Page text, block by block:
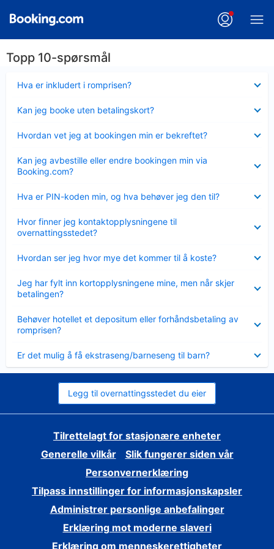
Topp 10-spørsmål
Hva er inkludert i romprisen?
mindre
Kan jeg booke uten betalingskort?
mindre
Hvordan vet jeg at bookingen min er bekreftet?
mindre
Kan jeg avbestille eller endre bookingen min via
Booking.com?
mindre
Hva er PIN-koden min, og hva behøver jeg den til?
mindre
Hvor finner jeg kontaktopplysningene til
overnattingsstedet?
mindre
Hvordan ser jeg hvor mye det kommer til å koste?
mindre
Jeg har fylt inn kortopplysningene mine, men når skjer
betalingen?
mindre
Behøver hotellet et depositum eller forhåndsbetaling av
romprisen?
mindre
Er det mulig å få ekstraseng/barneseng til barn?
mindre
Legg til overnattingsstedet du eier
Tilrettelagt for stasjonære enheter
Generelle vilkår
Slik fungerer siden vår
Personvernerklæring
Tilpass innstillinger for informasjonskapsler
Administrer personlige anbefalinger
Erklæring mot moderne slaveri
Erklæring om menneskerettigheter